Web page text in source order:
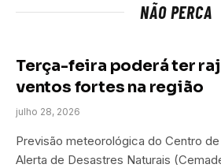
NÃO PERCA
Terça-feira poderá ter
ventos fortes na região
julho 28, 2026
Previsão meteorológica do Centro
Alerta de Desastres Naturais